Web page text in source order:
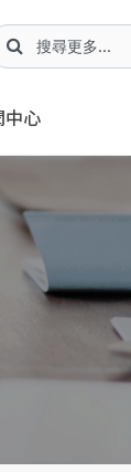
中心